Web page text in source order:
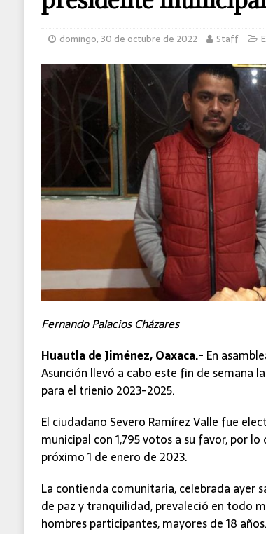
domingo, 30 de octubre de 2022 Staff
Fernando Palacios Cházares
Huautla de Jiménez, Oaxaca.- En
Asunción llevó a cabo este fin de semana
para el trienio 2023-2025.
El ciudadano Severo Ramírez Valle fue
municipal con 1,795 votos a su favor, por
próximo 1 de enero de 2023.
La contienda comunitaria, celebrada ayer
de paz y tranquilidad, prevaleció en todo
hombres participantes, mayores de 18 años.